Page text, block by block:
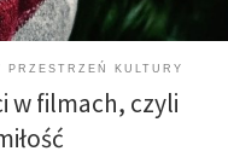
PRZESTRZEŃ KULTURY
w filmach, czyli